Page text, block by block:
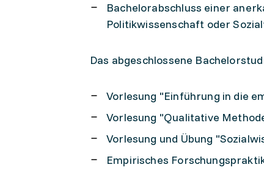
Bachelorabschluss einer
Politikwissenschaft oder
Das abgeschlossene
Vorlesung "Einführung in die
Vorlesung "Qualitative
Vorlesung und Übung
Empirisches